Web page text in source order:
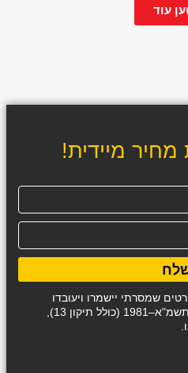
עוד
מיידית!
שמסרתי יישמרו ויעובדו
בהתאם לחוק הגנת הפרטיות, התשמ"א–1981 (כולל תיקון 13),